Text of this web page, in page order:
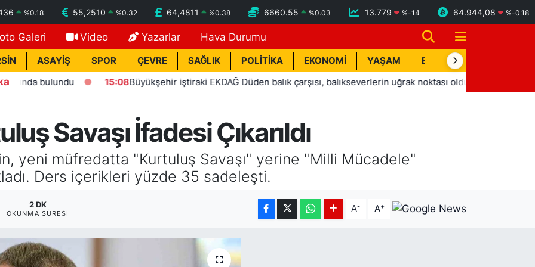
%0.18 55,2510 %0.32 64,4811 %0.38 6660.55 %0.03 13.779 %-14 64.944,08 %-0.18
Galeri Video Yazarlar Hava Durumu
ASAYİŞ SPOR ÇEVRE SAĞLIK POLİTİKA EKONOMİ YAŞAM BİK İLAN
15:08 Büyükşehir iştiraki EKDAĞ Düden balık çarşısı, balıkseverlerin uğrak noktası oldu 14:04
Savaşı İfadesi Çıkarıldı
yeni müfredatta "Kurtuluş Savaşı" yerine "Milli Mücadele"
Ders içerikleri yüzde 35 sadeleşti.
2 DK
OKUNMA SÜRESI A- A+